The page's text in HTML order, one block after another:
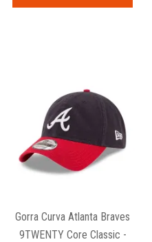
Gorra Curva Atlanta Braves
9TWENTY Core Classic -